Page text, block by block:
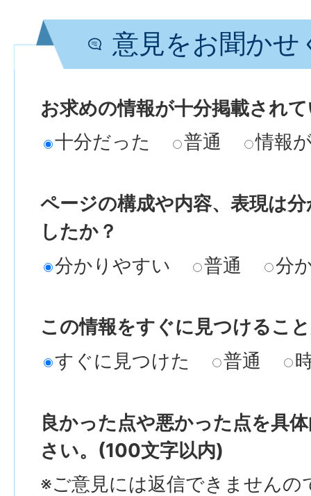
意見をお聞かせ
お求めの情報が十分掲載され
十分だった
普通 情報
ページの構成や内容、表現は
したか？
分かりやすい
普通 分
この情報をすぐに見つけるこ
すぐに見つけた
普通
良かった点や悪かった点を具
さい。(100文字以内)
※ご意見には返信できませんの